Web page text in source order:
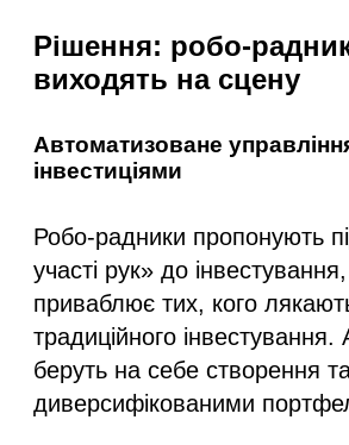
Рішення: робо-
виходять на сцену
Автоматизоване
інвестиціями
Робо-радники пропонують
участі рук» до
приваблює тих, кого
традиційного інвестування.
беруть на себе створення
диверсифікованими